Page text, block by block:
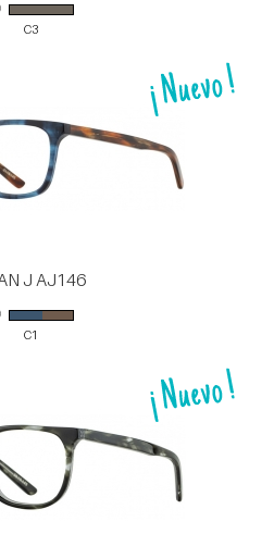
C3
J AJ146
C1